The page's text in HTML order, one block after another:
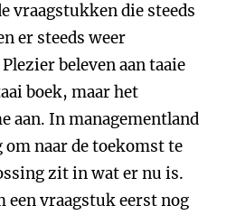
vraagstukken die steeds
er steeds weer
beleven aan taaie
boek, maar het
aan. In managementland
naar de toekomst te
zit in wat er nu is.
een vraagstuk eerst nog